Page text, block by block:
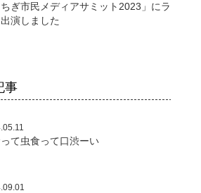
ちぎ市民メディアサミット2023」にラ
演しました
事
て虫食って口渋ーい